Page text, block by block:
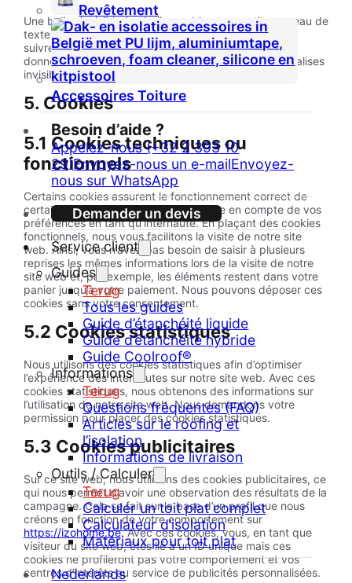
Revêtement
Accessoires Toiture
Besoin d’aide ?
Appelez-nous (+32 2 393 10
29)Envoyez-nous un e-mailEnvoyez-
nous sur WhatsApp
Demander un devis
Service client
Guides
Terug
Tous les guides
Guide d’étanchéité liquide
Guide d’étanchéité hybride
Guide Coolroof®
Informations
Terug
Questions fréquentes (FAQ)
Articles sur le roofing et
l’isolation
Informations de livraison
Outils / Calculer
Terug
Calculer un toit plat complet
Calculateur d’isolation
Matériaux pour toit plat
Nederlands
Une balise invisible (ou balise web) est un petit morceau de
texte ou d’image invisible sur un site web, utilisé pour
suivre le trafic sur un site web. Pour ce faire, diverses
données vous concernant sont stockées à l’aide de balises
invisibles.
5. Cookies
5.1 Cookies techniques ou
fonctionnels
Certains cookies assurent le fonctionnement correct de
certaines parties du site web et la prise en compte de vos
préférences en tant qu’internaute. En plaçant des cookies
fonctionnels, nous vous facilitons la visite de notre site
web. Ainsi, vous n’avez pas besoin de saisir à plusieurs
reprises les mêmes informations lors de la visite de notre
site web et, par exemple, les éléments restent dans votre
panier jusqu’à votre paiement. Nous pouvons déposer ces
cookies sans votre consentement.
5.2 Cookies statistiques
Nous utilisons des cookies statistiques afin d’optimiser
l’expérience des internautes sur notre site web. Avec ces
cookies statistiques, nous obtenons des informations sur
l’utilisation de notre site web. Nous demandons votre
permission pour placer des cookies statistiques.
5.3 Cookies publicitaires
Sur ce site web, nous utilisons des cookies publicitaires, ce
qui nous permet d’avoir une observation des résultats de la
campagne. Cela se fait sur la base d’un profil que nous
créons en fonction de votre comportement sur
https://izohome.be. Avec ces cookies, vous, en tant que
visiteur du site web, êtes lié à un ID unique mais ces
cookies ne profileront pas votre comportement et vos
centres d’intérêts au service de publicités personnalisées.